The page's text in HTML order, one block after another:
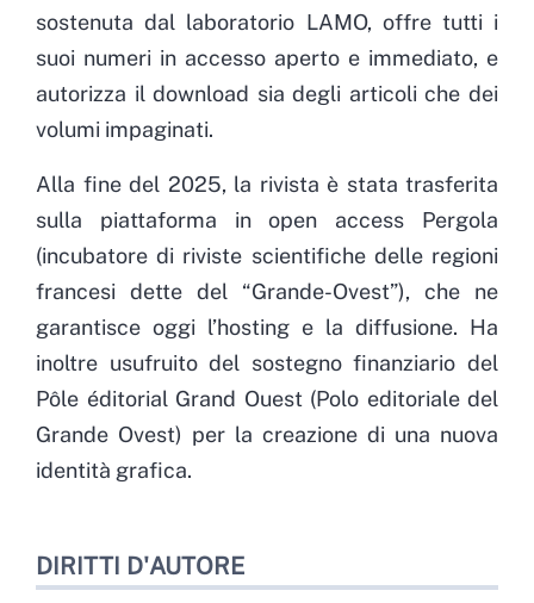
sostenuta dal laboratorio LAMO, offre tutti i
suoi numeri in accesso aperto e immediato, e
autorizza il download sia degli articoli che dei
volumi impaginati.
Alla fine del 2025, la rivista è stata trasferita
sulla piattaforma in open access Pergola
(incubatore di riviste scientifiche delle regioni
francesi dette del “Grande-Ovest”), che ne
garantisce oggi l’hosting e la diffusione. Ha
inoltre usufruito del sostegno finanziario del
Pôle éditorial Grand Ouest (Polo editoriale del
Grande Ovest) per la creazione di una nuova
identità grafica.
DIRITTI D'AUTORE